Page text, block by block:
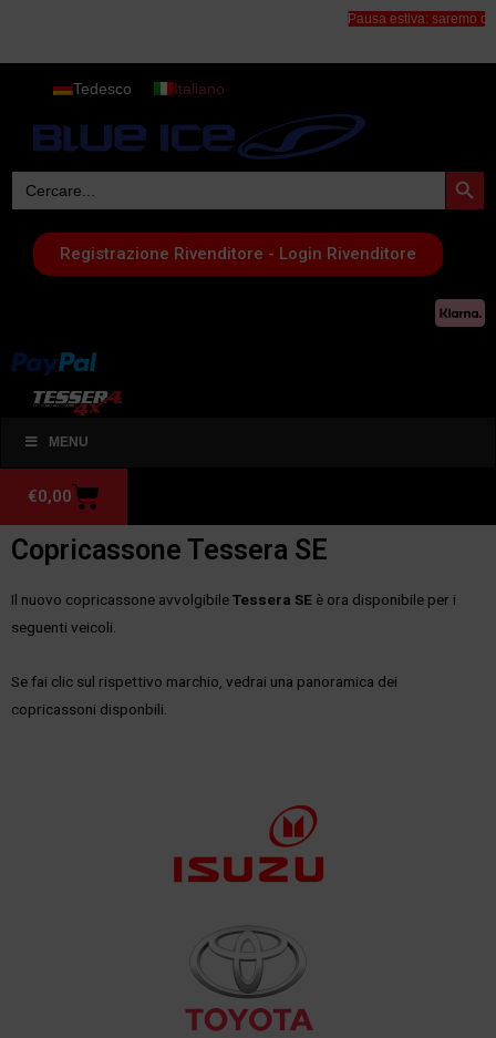
Pausa estiva: saremo chiusi
Tedesco Italiano
Search
for:
Search Button
Registrazione Rivenditore - Login Rivenditore
MENU
€0,00
Copricassone Tessera SE
Il nuovo copricassone avvolgibileTessera SE è ora disponibile per i
seguenti veicoli.
Se fai clic sul rispettivo marchio, vedrai una panoramica dei
copricassoni disponbili.